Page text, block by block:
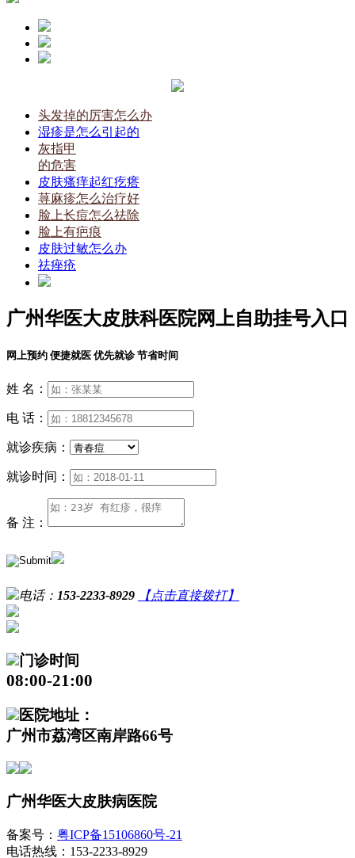
头发掉的厉害怎么办
湿疹是怎么引起的
灰指甲
的危害
皮肤瘙痒起红疙瘩
荨麻疹怎么治疗好
脸上长痘怎么祛除
脸上有疤痕
皮肤过敏怎么办
祛痤疮
广州华医大皮肤科医院网上自助挂号入口
网上预约 便捷就医 优先就诊 节省时间
姓 名：
电 话：
就诊疾病：
就诊时间：
备 注：
电话： 153-2233-8929 【点击直接拨打】
门诊时间
08:00-21:00
医院地址：
广州市荔湾区南岸路66号
广州华医大皮肤病医院
备案号： 粤ICP备15106860号-21
电话热线：153-2233-8929